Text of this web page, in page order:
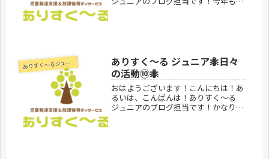
あ
りすく～るジュニア
ありすく〜る ジュニア🐜日々
の活動⑩🐜
おはようございます！こんにちは！あ
るいは、こんばんは！ありすく～る
ジュニアのブログ担当です！かなり暖